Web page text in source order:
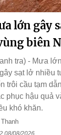
lớn gây
biên
tra) - Mưa
sạt lở nhiều
trôi cầu tạm
phục hậu quả
khó khăn.